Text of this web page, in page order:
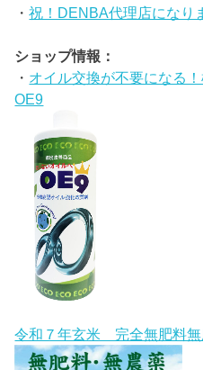
・祝！DENBA代理店になり
ショップ情報：
・ オイル交換が不要になる
OE9
令和７年玄米 完全無肥料